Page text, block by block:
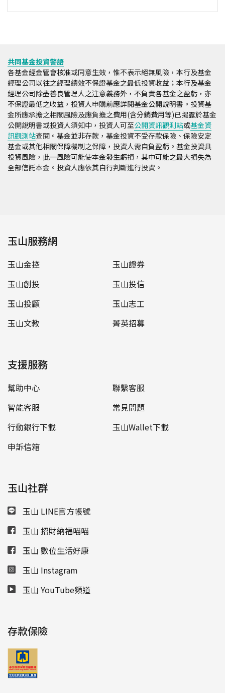
共同基金投資警語
各基金經金管會核准或同意生效，惟不表示絕無風險，本行及基金
經理公司以往之經理績效不保證基金之最低投資收益；本行及基金
經理公司除盡善良管理人之注意義務外，不負責各基金之盈虧，亦
不保證最低之收益，投資人申購前應詳閱基金公開說明書。投資基
金所應承擔之相關風險及應負擔之費用(含分銷費用等)已揭露於基金
公開說明書或投資人須知中，投資人可至公開資訊觀測站或基金資
訊觀測站查閱。基金並非存款，基金投資不受存款保險、保險安定
基金或其他相關保障機制之保障，投資人需自負盈虧。基金投資具
投資風險，此一風險可能使本金發生虧損，其中可能之最大損失為
全部信託本金。投資人應依其自行判斷進行投資。
玉山服務網
玉山金控
玉山證券
玉山創投
玉山投信
玉山投顧
玉山志工
玉山文教
菁英招募
支援服務
幫助中心
聯繫客服
智能客服
常見問題
行動銀行下載
玉山Wallet下載
申訴信箱
玉山社群
玉山 LINE官方帳號
玉山 招財納福喵喵
玉山 數位生活好康
玉山 Instagram
玉山 YouTube頻道
存款保險